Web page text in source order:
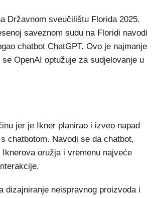
Državnom sveučilištu Florida 2025.
saveznom sudu na Floridi navodi
chatbot ChatGPT. Ovo je najmanje
OpenAI optužuje za sudjelovanje u
jer je Ikner planirao i izveo napad
chatbotom. Navodi se da chatbot,
oružja i vremenu najveće
dizajniranje neispravnog proizvoda i